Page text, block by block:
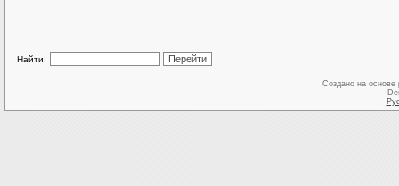
Найти:
Создано на основе